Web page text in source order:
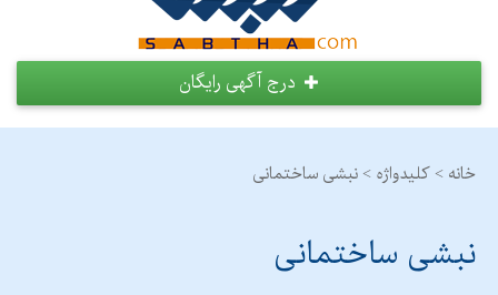
درج آگهی رایگان
خانه > کلیدواژه > نبشی ساختمانی
نبشی ساختمانی